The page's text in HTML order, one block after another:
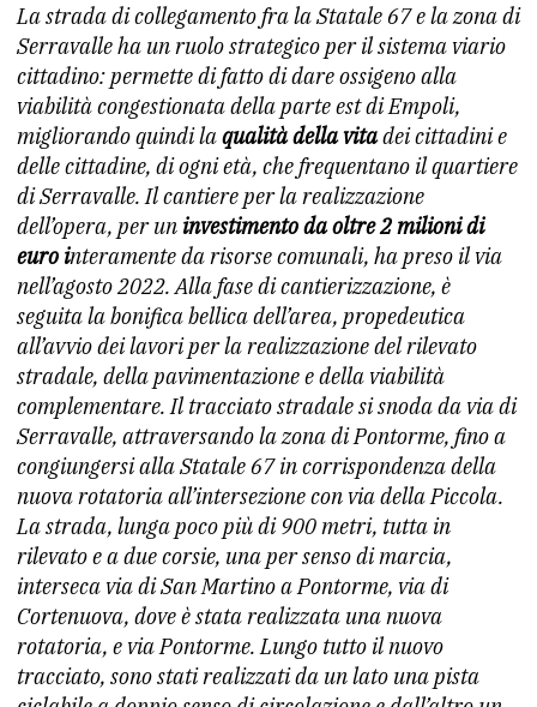
La strada di collegamento fra la Statale 67 e la zona di
Serravalle ha un ruolo strategico per il sistema viario
cittadino: permette di fatto di dare ossigeno alla
viabilità congestionata della parte est di Empoli,
migliorando quindi laqualità della vitadei cittadini e
delle cittadine, di ogni età, che frequentano il quartiere
di Serravalle. Il cantiere per la realizzazione
dell’opera, per un investimento da oltre 2 milioni di
euro interamente da risorse comunali, ha preso il via
nell’agosto 2022. Alla fase di cantierizzazione, è
seguita la bonifica bellica dell’area, propedeutica
all’avvio dei lavori per la realizzazione del rilevato
stradale, della pavimentazione e della viabilità
complementare. Il tracciato stradale si snoda da via di
Serravalle, attraversando la zona di Pontorme, fino a
congiungersi alla Statale 67 in corrispondenza della
nuova rotatoria all’intersezione con via della Piccola.
La strada, lunga poco più di 900 metri, tutta in
rilevato e a due corsie, una per senso di marcia,
interseca via di San Martino a Pontorme, via di
Cortenuova, dove è stata realizzata una nuova
rotatoria, e via Pontorme. Lungo tutto il nuovo
tracciato, sono stati realizzati da un lato una pista